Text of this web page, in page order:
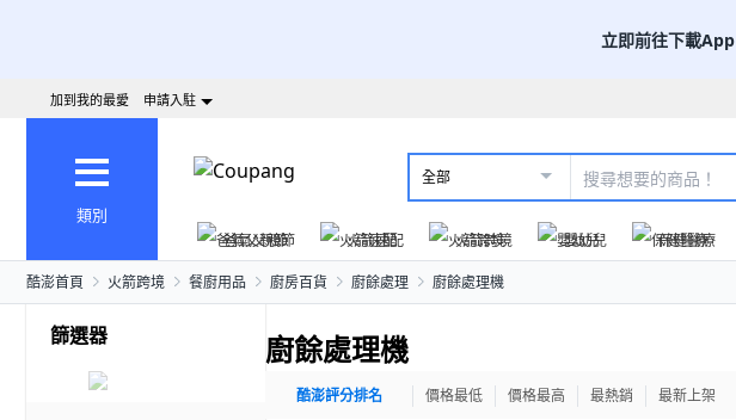
立即前往下載App
加到我的最愛 申請入駐
類別
全部
爸氣父親節
火箭速配 火箭跨境 嬰幼兒 保健醫療
酷澎首頁 火箭跨境 餐廚用品 廚房百貨 廚餘處理 廚餘處理機
篩選器 廚餘處理機
酷澎評分排名 價格最低 價格最高 最熱銷 最新上架